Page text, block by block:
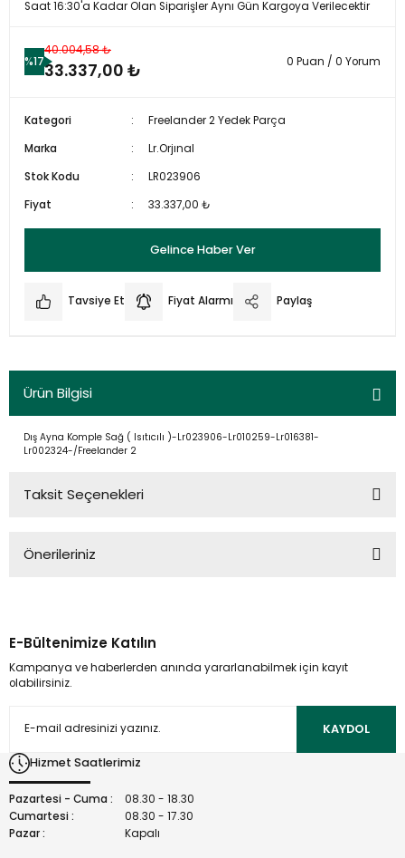
Saat 16:30'a Kadar Olan Siparişler Aynı Gün Kargoya Verilecektir
%17
40.004,58 ₺
33.337,00 ₺ 0 Puan / 0 Yorum
Kategori
Freelander 2 Yedek Parça
Marka
Lr.Orjınal
Stok Kodu
LR023906
Fiyat
33.337,00 ₺
Gelince Haber Ver
Tavsiye Et Fiyat Alarmı Paylaş
Ürün Bilgisi
Dış Ayna Komple Sağ ( Isıtıcılı )-Lr023906-Lr010259-Lr016381-
Lr002324-/Freelander 2
Taksit Seçenekleri
Önerileriniz
kullanarak tarafımıza iletebilirsiniz.
Görüş ve önerileriniz için teşekkür ederiz.
Ürün açıklamasında eksik bilgiler bulunuyor.
Bu ürüne benzer farklı alternatifler olmalı.
E-Bültenimize Katılın
Kampanya ve haberlerden anında yararlanabilmek için kayıt
olabilirsiniz.
KAYDOL
Hizmet Saatlerimiz
Pazartesi - Cuma :
08.30 - 18.30
Cumartesi :
08.30 - 17.30
Pazar :
Kapalı